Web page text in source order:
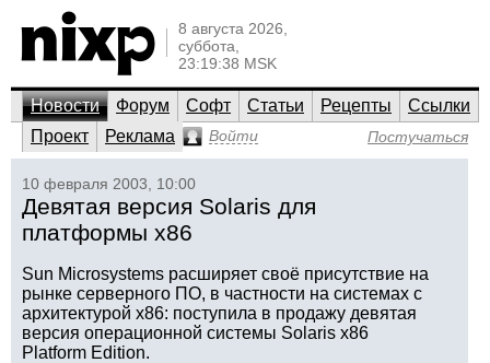
8 августа 2026,
суббота,
23:19:38 MSK
Новости Форум Софт Статьи Рецепты
Ссылки
Проект
Реклама Войти Постучаться
10 февраля 2003, 10:00
Девятая версия Solaris для
платформы x86
Sun Microsystems расширяет своё присутствие на
рынке серверного ПО, в частности на системах с
архитектурой x86: поступила в продажу девятая
версия операционной системы Solaris x86
Platform Edition.